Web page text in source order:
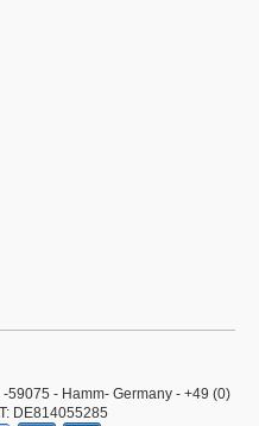
- Hamm- Germany - +49 (0)
DE814055285